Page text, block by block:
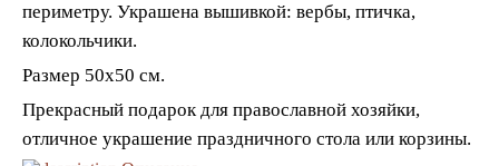
периметру. Украшена вышивкой: вербы, птичка,
колокольчики.
Размер 50х50 см.
Прекрасный подарок для православной хозяйки,
отличное украшение праздничного стола или корзины.